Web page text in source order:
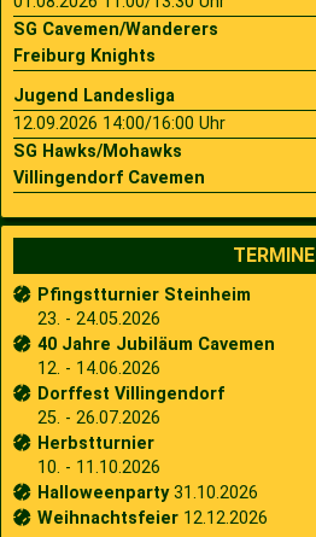
SG Cavemen/Wanderers
Freiburg Knights
Jugend Landesliga
12.09.2026 14:00/16:00 Uhr
SG Hawks/Mohawks
Villingendorf Cavemen
TERMINE
Pfingstturnier Steinheim
23. - 24.05.2026
40 Jahre Jubiläum Cavemen
12. - 14.06.2026
Dorffest Villingendorf
25. - 26.07.2026
Herbstturnier
10. - 11.10.2026
Halloweenparty31.10.2026
Weihnachtsfeier 12.12.2026